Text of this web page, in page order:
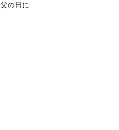
父の日に